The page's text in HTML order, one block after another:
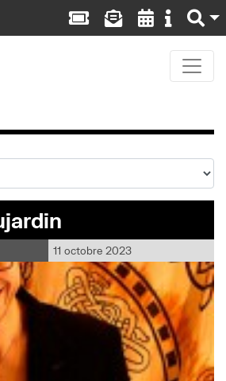
11 octobre 2023